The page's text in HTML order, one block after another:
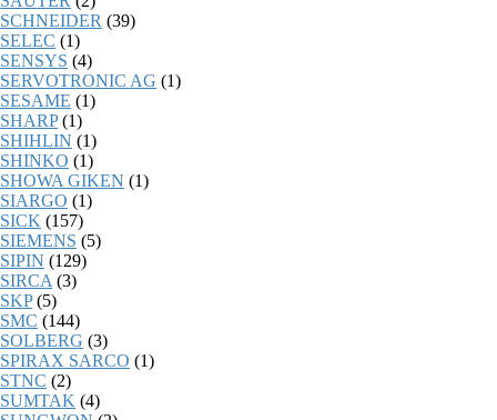
SCHNEIDER (39)
SELEC (1)
SENSYS (4)
SERVOTRONIC AG (1)
SESAME (1)
SHARP (1)
SHIHLIN (1)
SHINKO (1)
SHOWA GIKEN (1)
SIARGO (1)
SICK (157)
SIEMENS (5)
SIPIN (129)
SIRCA (3)
SKP (5)
SMC (144)
SOLBERG (3)
SPIRAX SARCO (1)
STNC (2)
SUMTAK (4)